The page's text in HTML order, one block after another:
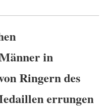
in
Ringern des
errungen